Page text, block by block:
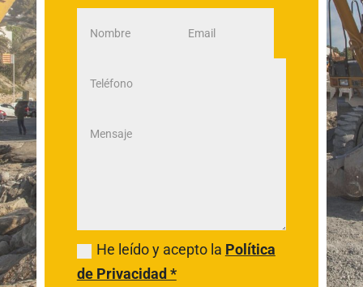
He leído y acepto la Política
de Privacidad *